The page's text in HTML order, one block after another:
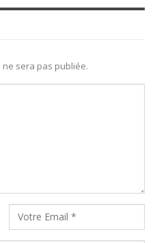
sera pas publiée.